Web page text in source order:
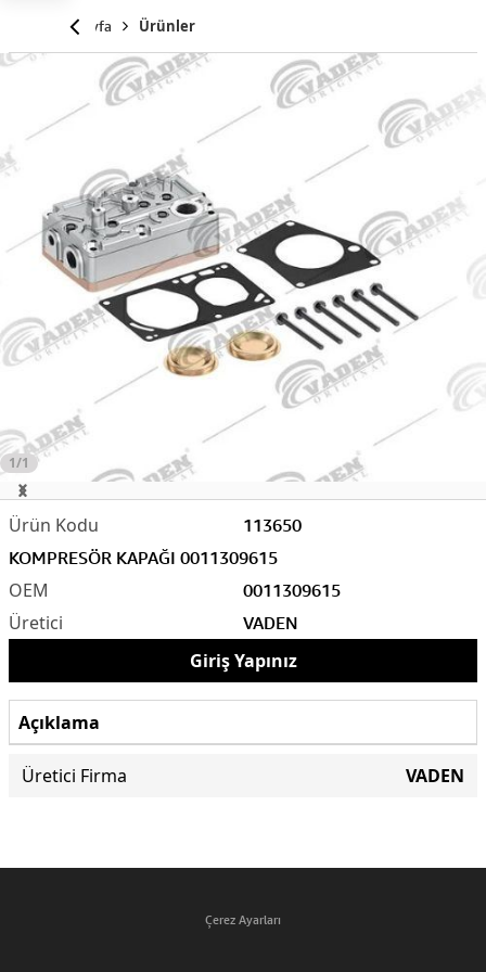
Anasayfa Ürünler
1/1
113650
0011309615
KOMPRESÖR KAPAĞI 0011309615
VADEN
Giriş Yapınız
Açıklama
Üretici Firma VADEN
Çerez Ayarları